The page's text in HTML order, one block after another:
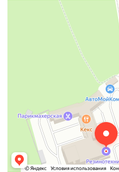
Магазин резинотехники
Резиновые и резинотехнические
Садовый инвентарь и техника в